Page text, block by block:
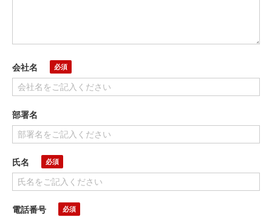
会社名
部署名
氏名
電話番号